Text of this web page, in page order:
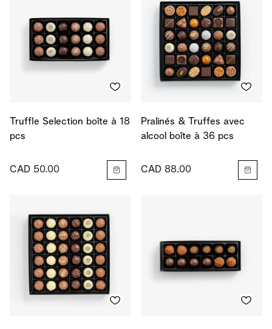
Truffle Selection boîte à 18
pcs
CAD 50.00
Pralinés & Truffes avec
alcool boîte à 36 pcs
CAD 88.00